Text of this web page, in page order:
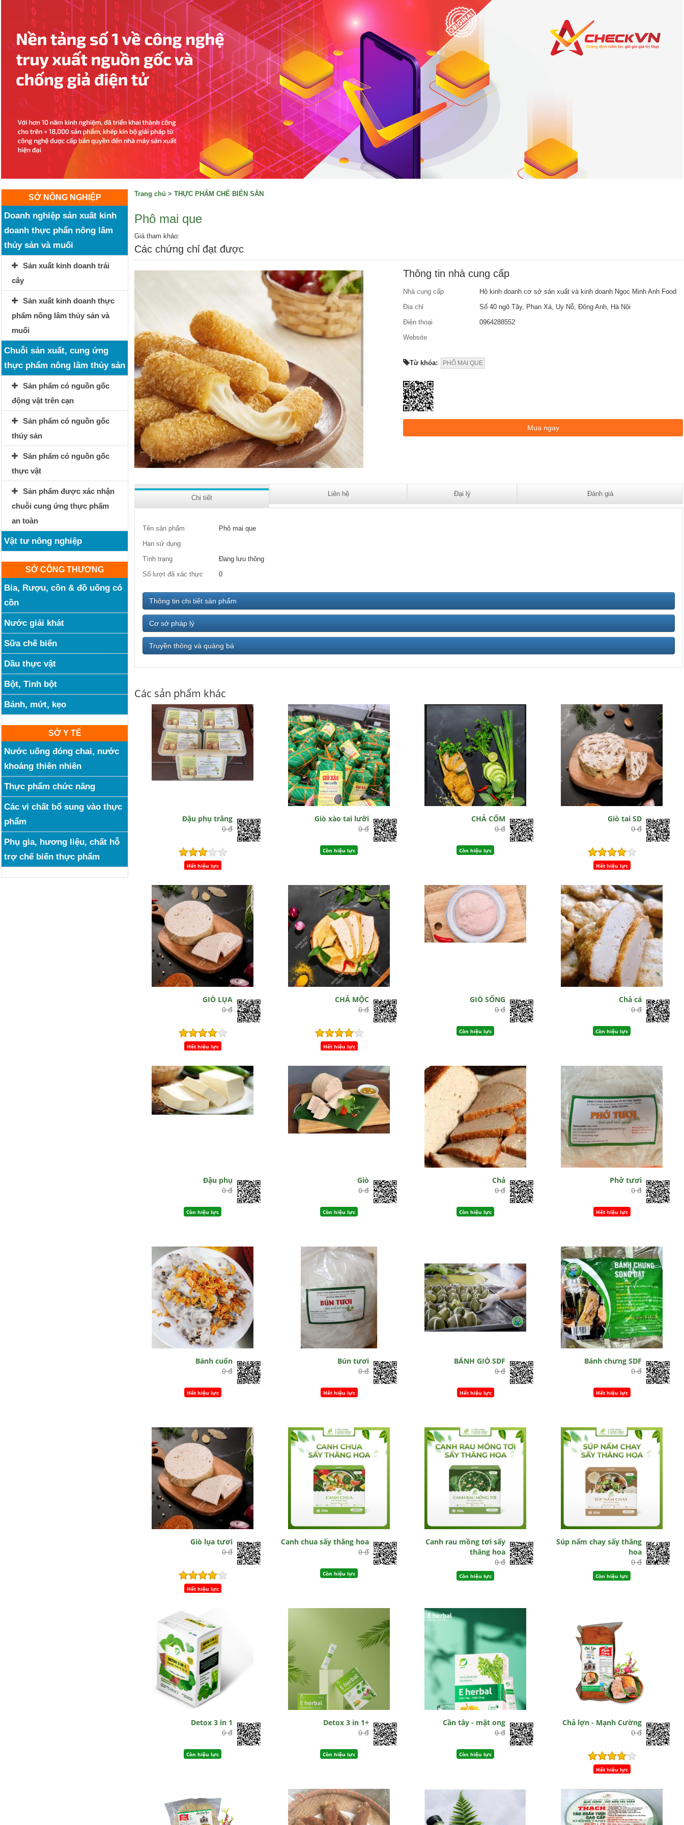
SỞ NÔNG NGHIỆP
Doanh nghiệp sản xuất kinh
doanh thực phẩn nông lâm
thủy sản và muối
Sản xuất kinh doanh trái
cây
Sản xuất kinh doanh thực
phẩm nông lâm thủy sản và
muối
Chuỗi sản xuất, cung ứng
thực phẩm nông lâm thủy sản
Sản phẩm có nguồn gốc
động vật trên cạn
Sản phẩm có nguồn gốc
thủy sản
Sản phẩm có nguồn gốc
thực vật
Sản phẩm được xác nhận
chuỗi cung ứng thực phẩm
an toàn
Vật tư nông nghiệp
SỞ CÔNG THƯƠNG
Bia, Rượu, cồn & đồ uống có
cồn
Nước giải khát
Sữa chế biến
Dầu thực vật
Bột, Tinh bột
Bánh, mứt, kẹo
SỞ Y TẾ
Nước uống đóng chai, nước
khoáng thiên nhiên
Thực phẩm chức năng
Các vi chất bổ sung vào thực
phẩm
Phụ gia, hương liệu, chất hỗ
trợ chế biến thực phẩm
Trang chủ > THỰC PHẨM CHẾ BIẾN SẴN
Phô mai que
Giá tham khảo:
Các chứng chỉ đạt được
Thông tin nhà cung cấp
Nhà cung cấp
Hộ kinh doanh cơ sở sản xuất và kinh doanh Ngọc Minh Anh Food
Địa chỉ
Số 40 ngõ Tây, Phan Xá, Uy Nỗ, Đông Anh, Hà Nội
Điện thoại
0964288552
Website
Từ khóa: PHÔ MAI QUE
Chi tiết
Liên hệ Đại lý Đánh giá
Tên sản phẩm
Phô mai que
Hạn sử dụng
Tình trạng
Đang lưu thông
Số lượt đã xác thực
0
Thông tin chi tiết sản phẩm
Cơ sở pháp lý
Truyền thông và quảng bá
Các sản phẩm khác
Đậu phụ trắng
0 đ
Hết hiệu lực
Giò xào tai lưỡi
0 đ
Còn hiệu lực
CHẢ CỐM
0 đ
Còn hiệu lực
Giò tai SD
0 đ
Hết hiệu lực
GIÒ LỤA
0 đ
Hết hiệu lực
CHẢ MỘC
0 đ
Hết hiệu lực
GIÒ SỐNG
0 đ
Còn hiệu lực
Chả cá
0 đ
Còn hiệu lực
Đậu phụ
0 đ
Còn hiệu lực
Giò
0 đ
Còn hiệu lực
Chả
0 đ
Còn hiệu lực
Phở tươi
0 đ
Hết hiệu lực
Bánh cuốn
0 đ
Hết hiệu lực
Bún tươi
0 đ
Hết hiệu lực
BÁNH GIÒ SDF
0 đ
Hết hiệu lực
Bánh chưng SDF
0 đ
Hết hiệu lực
Giò lụa tươi
0 đ
Hết hiệu lực
Canh chua sấy thăng hoa
0 đ
Còn hiệu lực
Canh rau mồng tơi sấy
thăng hoa
0 đ
Còn hiệu lực
Súp nấm chay sấy thăng
hoa
0 đ
Còn hiệu lực
Detox 3 in 1
0 đ
Còn hiệu lực
Detox 3 in 1+
0 đ
Còn hiệu lực
Cần tây - mật ong
0 đ
Còn hiệu lực
Chả lợn - Mạnh Cường
0 đ
Hết hiệu lực